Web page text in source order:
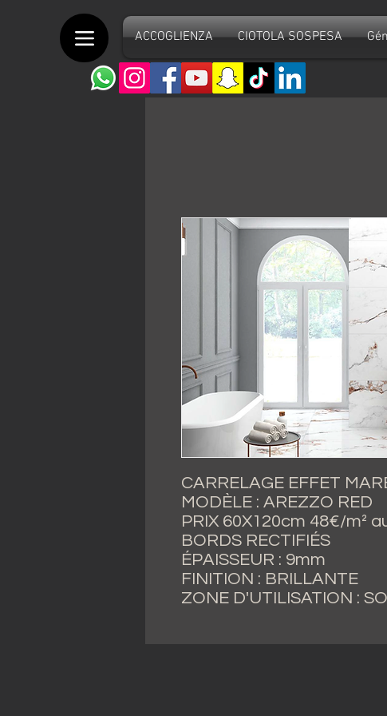
ACCOGLIENZA CIOTOLA SOSPESA
CARRELAGE EFFET
MODÈLE : AREZZO RED
PRIX 60X120cm 48€/m²
BORDS RECTIFIÉS
ÉPAISSEUR : 9mm
FINITION : BRILLANTE
ZONE D'UTILISATION :